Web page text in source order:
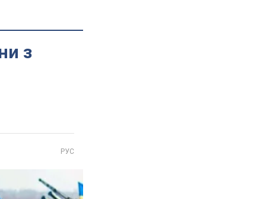
з
РУС